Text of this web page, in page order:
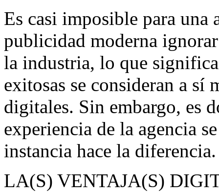
Es casi imposible para una
publicidad moderna
la industria, lo que
exitosas se consideran a sí
digitales. Sin embargo, es
experiencia de la agencia
instancia hace la diferencia.
LA(S) VENTAJA(S)